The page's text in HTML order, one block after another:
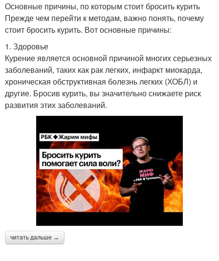
Основные причины, по которым стоит бросить курить
Прежде чем перейти к методам, важно понять, почему
стоит бросить курить. Вот основные причины:
1. Здоровье
Курение является основной причиной многих серьезных
заболеваний, таких как рак легких, инфаркт миокарда,
хроническая обструктивная болезнь легких (ХОБЛ) и
другие. Бросив курить, вы значительно снижаете риск
развития этих заболеваний.
читать дальше →